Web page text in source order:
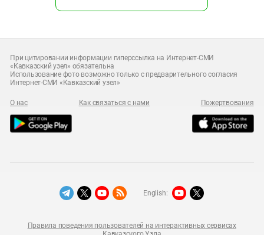
При цитировании информации гиперссылка на Интернет-СМИ
«Кавказский узел» обязательна
Использование фото возможно только с предварительного согласия
Интернет-СМИ «Кавказский узел»
О нас Как связаться с нами Пожертвования
Правила поведения пользователей на интерактивных сервисах
English: